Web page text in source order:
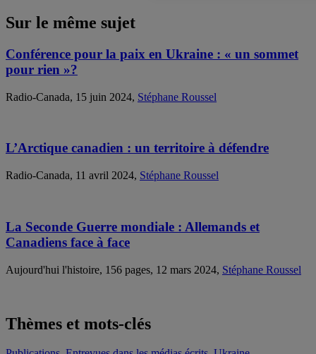
Sur le même sujet
Conférence pour la paix en Ukraine : « un sommet
pour rien »?
Radio-Canada, 15 juin 2024, Stéphane Roussel
L’Arctique canadien : un territoire à défendre
Radio-Canada, 11 avril 2024, Stéphane Roussel
La Seconde Guerre mondiale : Allemands et
Canadiens face à face
Aujourd'hui l'histoire, 156 pages, 12 mars 2024, Stéphane Roussel
Thèmes et mots-clés